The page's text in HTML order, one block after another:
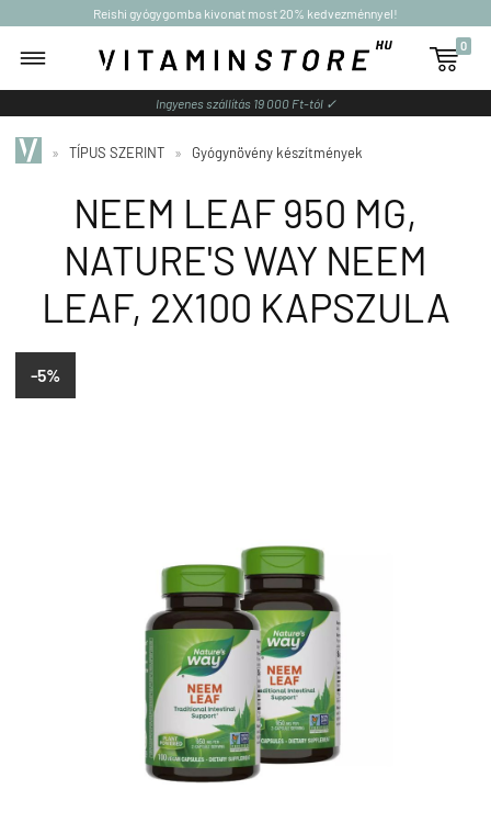
Reishi gyógygomba kivonat most 20% kedvezménnyel!

0
Ingyenes szállítás 19 000 Ft-tól ✓
» TÍPUS SZERINT » Gyógynövény készítmények
NEEM LEAF 950 MG,
NATURE'S WAY NEEM
LEAF, 2X100 KAPSZULA
-5%